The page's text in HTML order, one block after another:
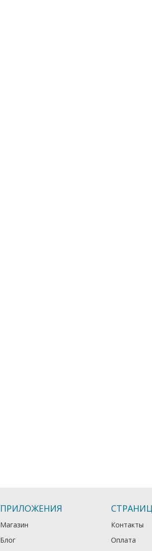
ПРИЛОЖЕНИЯ
Магазин
Блог
Контакты
Оплата